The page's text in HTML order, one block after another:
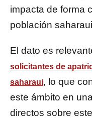
impacta de forma
población
El dato es
solicitantes de
saharaui, lo que
este ámbito en
directos sobre